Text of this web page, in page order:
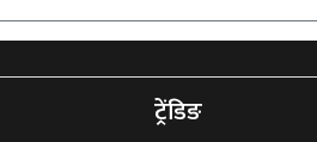
ट्रेंडिङ